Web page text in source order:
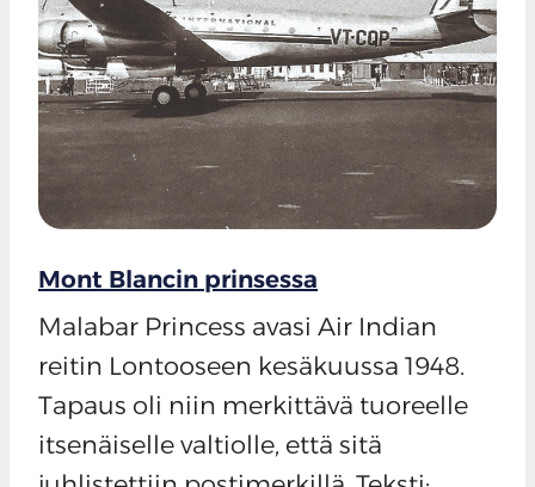
Mont Blancin prinsessa
Malabar Princess avasi Air Indian
reitin Lontooseen kesäkuussa 1948.
Tapaus oli niin merkittävä tuoreelle
itsenäiselle valtiolle, että sitä